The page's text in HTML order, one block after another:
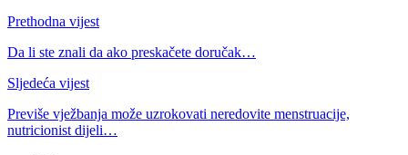
Prethodna vijest
Da li ste znali da ako preskačete doručak…
Sljedeća vijest
Previše vježbanja može uzrokovati neredovite menstruacije,
nutricionist dijeli…